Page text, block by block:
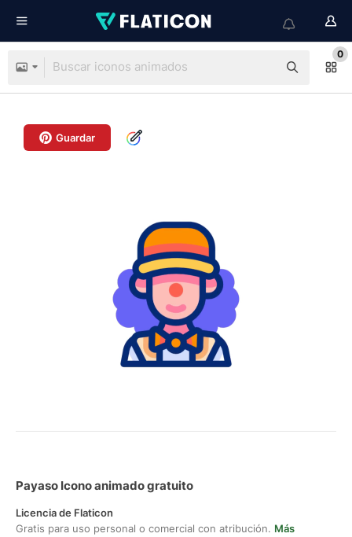
0
Guardar
Payaso Icono animado gratuito
Licencia de Flaticon
Gratis para uso personal o comercial con atribución. Más